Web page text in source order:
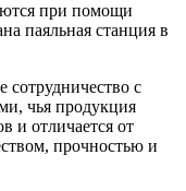
при помощи
паяльная станция в
с
чья продукция
и отличается от
прочностью и